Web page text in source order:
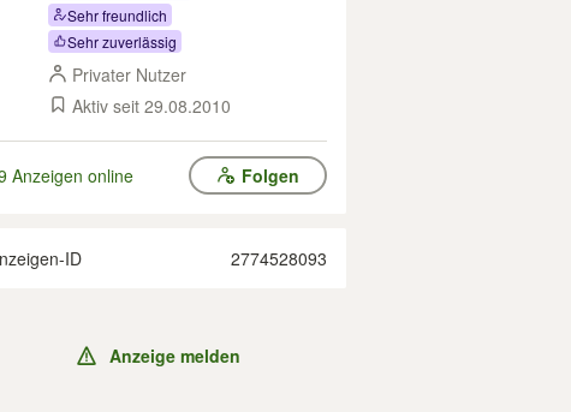
Sehr freundlich
Sehr zuverlässig
Privater Nutzer
Aktiv seit 29.08.2010
Anzeigen online Folgen
ID 2774528093
Anzeige melden